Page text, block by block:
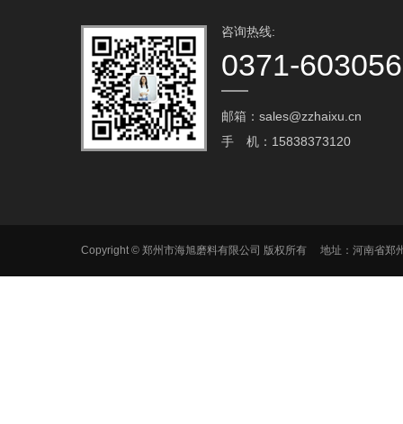
咨询热线:
0371-
邮箱：sales@zzhaixu.cn
手 机：15838373120
Copyright © 郑州市海旭磨料有限公司 版权所有 地址：河南省